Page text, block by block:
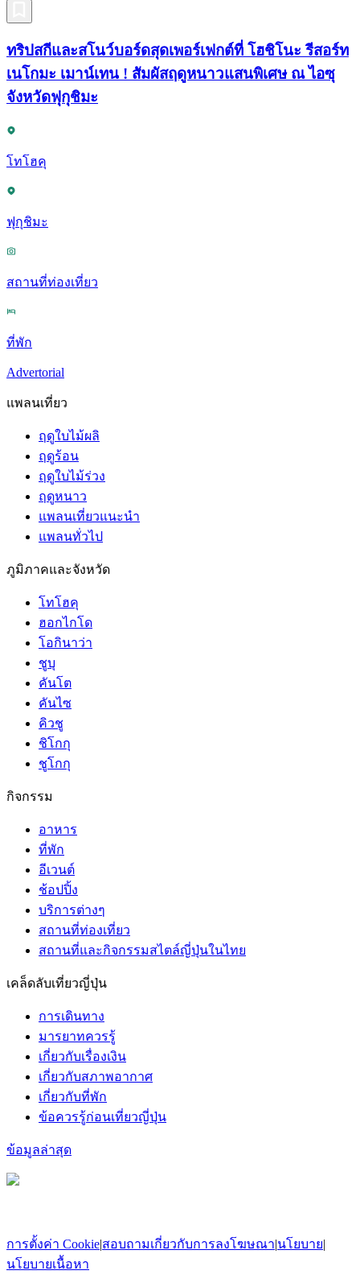
ทริปสกีและสโนว์บอร์ดสุดเพอร์เฟกต์ที่ โฮชิโนะ รีสอร์ท
เนโกมะ เมาน์เทน ! สัมผัสฤดูหนาวแสนพิเศษ ณ ไอซุ
จังหวัดฟุกุชิมะ
โทโฮคุ
ฟุกุชิมะ
สถานที่ท่องเที่ยว
ที่พัก
Advertorial
แพลนเที่ยว
ฤดูใบไม้ผลิ
ฤดูร้อน
ฤดูใบไม้ร่วง
ฤดูหนาว
แพลนเที่ยวแนะนำ
แพลนทั่วไป
ภูมิภาคและจังหวัด
โทโฮคุ
ฮอกไกโด
โอกินาว่า
ชูบุ
คันโต
คันไซ
คิวชู
ชิโกกุ
ชูโกกุ
กิจกรรม
อาหาร
ที่พัก
อีเวนต์
ช้อปปิ้ง
บริการต่างๆ
สถานที่ท่องเที่ยว
สถานที่และกิจกรรมสไตล์ญี่ปุ่นในไทย
เคล็ดลับเที่ยวญี่ปุ่น
การเดินทาง
มารยาทควรรู้
เกี่ยวกับเรื่องเงิน
เกี่ยวกับสภาพอากาศ
เกี่ยวกับที่พัก
ข้อควรรู้ก่อนเที่ยวญี่ปุ่น
ข้อมูลล่าสุด
การตั้งค่า Cookie|สอบถามเกี่ยวกับการลงโฆษณา|นโยบาย|
นโยบายเนื้อหา